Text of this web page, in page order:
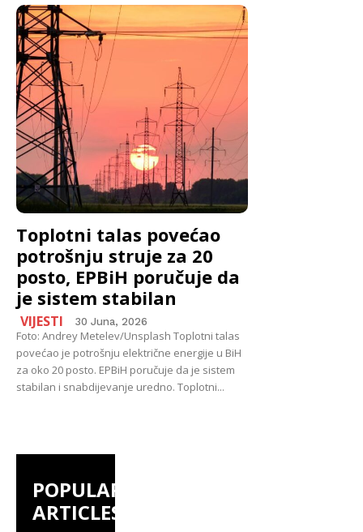
Toplotni talas povećao
potrošnju struje za 20
posto, EPBiH poručuje da
je sistem stabilan
VIJESTI 30 Juna, 2026
Foto: Andrey Metelev/Unsplash Toplotni talas
povećao je potrošnju električne energije u BiH
za oko 20 posto. EPBiH poručuje da je sistem
stabilan i snabdijevanje uredno. Toplotni...
POPULAR
ARTICLES